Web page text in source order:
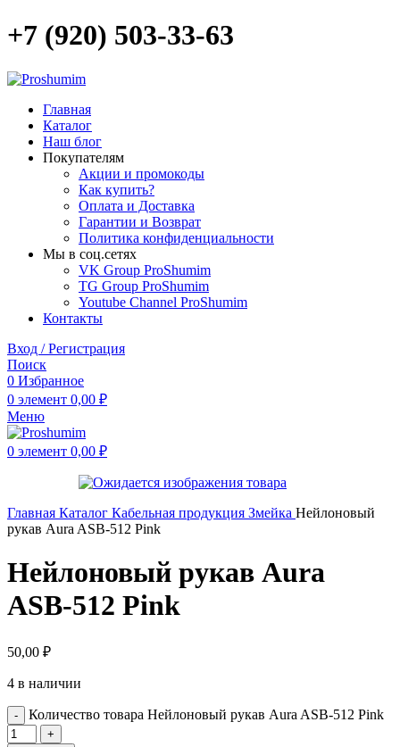
+7 (920) 503-33-63
Главная
Каталог
Наш блог
Покупателям
Акции и промокоды
Как купить?
Оплата и Доставка
Гарантии и Возврат
Политика конфиденциальности
Мы в соц.сетях
VK Group ProShumim
TG Group ProShumim
Youtube Channel ProShumim
Контакты
Вход / Регистрация
Поиск
0 Избранное
0 элемент 0,00 ₽
Меню
0 элемент 0,00 ₽
Главная Каталог Кабельная продукция Змейка Нейлоновый
рукав Aura ASB-512 Pink
Нейлоновый рукав Aura
ASB-512 Pink
50,00 ₽
4 в наличии
Количество товара Нейлоновый рукав Aura ASB-512 Pink